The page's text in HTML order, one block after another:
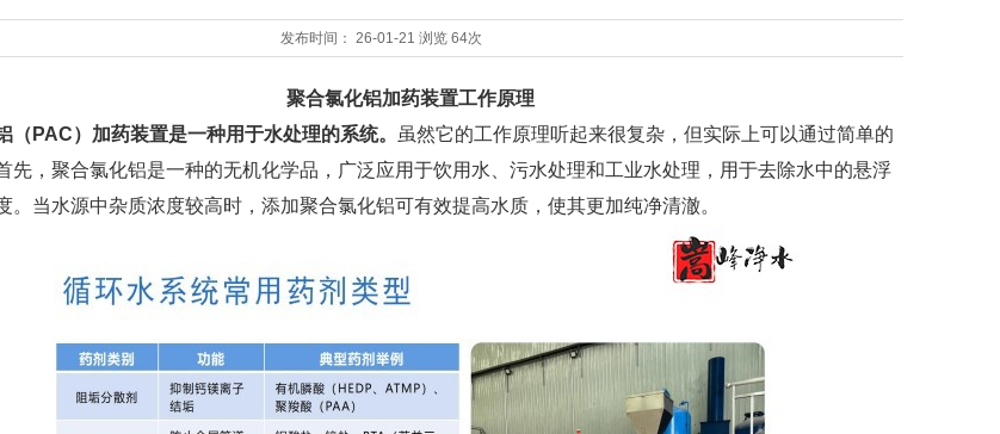
发布时间： 26-01-21 浏览 64次
聚合氯化铝加药装置工作原理
（PAC）加药装置是一种用于水处理的系统。
虽然它的工作原理听起来很复杂，但实际上可以通过简单的
先，聚合氯化铝是一种的无机化学品，广泛应用于饮用水、污水处理和工业水处理，用于去除水中的悬浮
。当水源中杂质浓度较高时，添加聚合氯化铝可有效提高水质，使其更加纯净清澈。